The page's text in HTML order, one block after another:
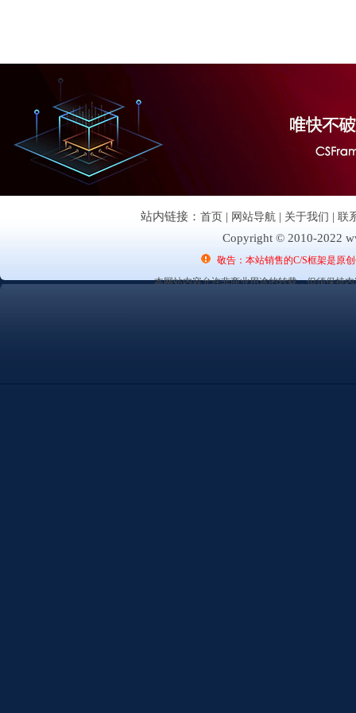
站内链接： 首页 | 网站导航 | 关于我们 | 联
Copyright © 2010-2022
敬告：本站销售的C/S框架是原
本网站内容允许非商业用途的转载，但须保持